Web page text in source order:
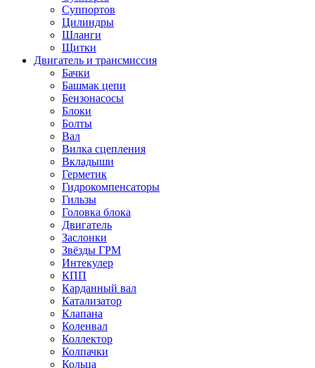
Суппортов
Цилиндры
Шланги
Щитки
Двигатель и трансмиссия
Бачки
Башмак цепи
Бензонасосы
Блоки
Болты
Вал
Вилка сцепления
Вкладыши
Герметик
Гидрокомпенсаторы
Гильзы
Головка блока
Двигатель
Заслонки
Звёзды ГРМ
Интекулер
КПП
Карданный вал
Катализатор
Клапана
Коленвал
Коллектор
Колпачки
Кольца